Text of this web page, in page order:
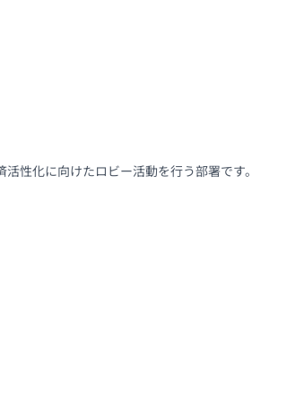
性化に向けたロビー活動を行う部署です。